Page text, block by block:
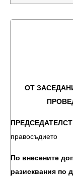
ОТ
правосъдието
По внесените
разисквания по